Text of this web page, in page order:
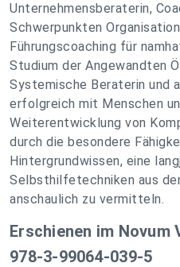
Unternehmensberaterin,
Schwerpunkten
Führungscoaching für
Studium der Angewandten
Systemische Beraterin und
erfolgreich mit Menschen
Weiterentwicklung von
durch die besondere
Hintergrundwissen, eine
Selbsthilfetechniken aus
anschaulich zu vermitteln.
Erschienen im Novum
978-3-99064-039-5